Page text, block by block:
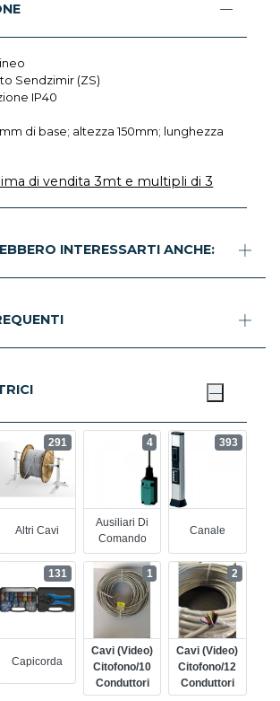
Sendzimir (ZS)
IP40
di base; altezza 150mm; lunghezza
di vendita 3mt e multipli di 3
INTERESSARTI ANCHE:
Altri Cavi
291
Ausiliari Di
Comando
4
Canale
393
Capicorda
131
Cavi (video)
Citofono/10
Conduttori
1
Cavi (video)
Citofono/12
Conduttori
2